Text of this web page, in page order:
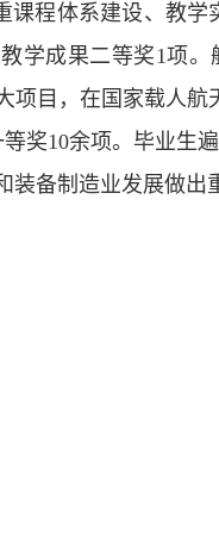
课程体系建设、教
学成果二等奖1项
项目，在国家载人
奖10余项。毕业生
备制造业发展做出